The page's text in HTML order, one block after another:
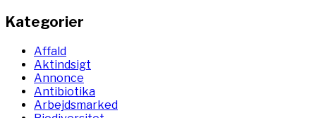
Kategorier
Affald
Aktindsigt
Annonce
Antibiotika
Arbejdsmarked